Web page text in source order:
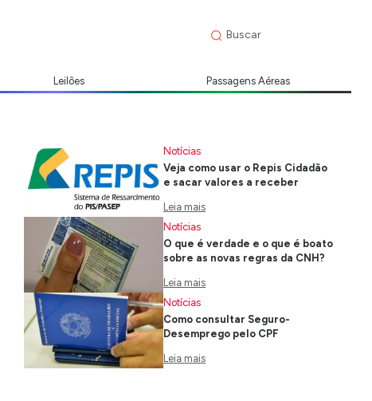
Leilões Passagens Aéreas
Notícias
Veja como usar o Repis Cidadão
e sacar valores a receber
Leia mais
Notícias
O que é verdade e o que é boato
sobre as novas regras da CNH?
Leia mais
Notícias
Como consultar Seguro-
Desemprego pelo CPF
Leia mais